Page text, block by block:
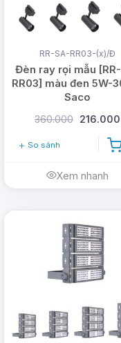
Hotline:
1900.099901
-
Email:
Web:
www.dmtsolar.vn
RR-SA-RR03-(x)/Đ
Đèn ray rọi mẫu
RR03] màu đen 5W-
Saco
360.000 216.000
So sánh
Xem nhanh